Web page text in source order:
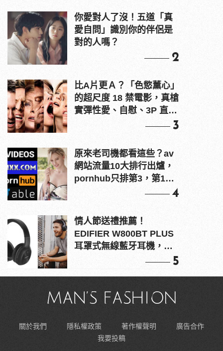
你愛對人了沒！五道「真
愛自問」識別你的伴侶是
對的人嗎？
2
比A片更Ａ？「色慾薰心」
的超尺度 18 禁電影，真槍
實彈性愛、自慰、3P 直接
3
原來老司機都看這些？av
網站流量10大排行出爐，
pornhub只排第3，第1名
4
情人節送禮推薦！
EDIFIER W800BT PLUS
耳罩式無線藍牙耳機，在
5
關於我們 隱私權政策 著作權聲明
廣告合作
我要投稿